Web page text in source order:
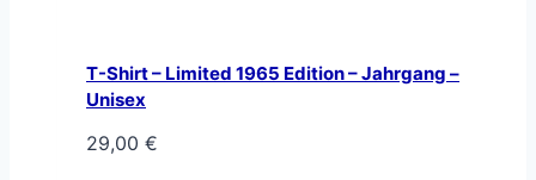
T-Shirt – Limited 1965 Edition – Jahrgang –
Unisex
29,00 €